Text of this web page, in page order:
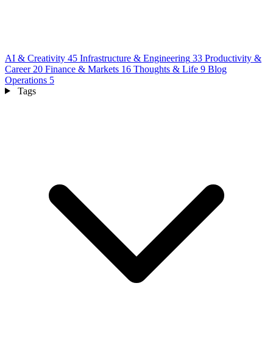
AI & Creativity 45 Infrastructure & Engineering 33 Productivity &
Career 20 Finance & Markets 16 Thoughts & Life 9 Blog
Operations 5
Tags